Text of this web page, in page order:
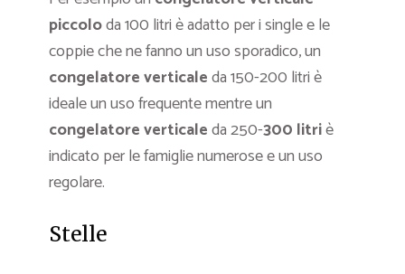
piccoloda 100 litri è adatto per i single e le
coppie che ne fanno un uso sporadico, un
congelatore verticaleda 150-200 litri è
ideale un uso frequente mentre un
congelatore verticaleda 250-300 litriè
indicato per le famiglie numerose e un uso
regolare.
Stelle